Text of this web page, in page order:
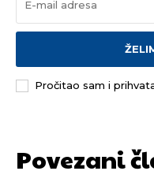
Pročitao sam i
Povezani